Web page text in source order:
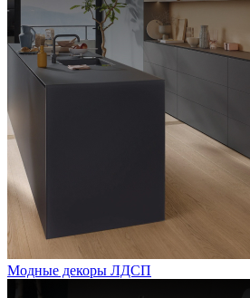
Модные декоры ЛДСП